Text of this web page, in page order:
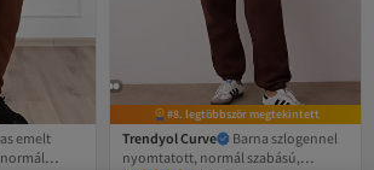
emelt
#8. legtöbbször megtekintett
Trendyol Curve
Barna szlogennel
nyomtatott, normál szabású,
Legalacsonyabb (30 nap)